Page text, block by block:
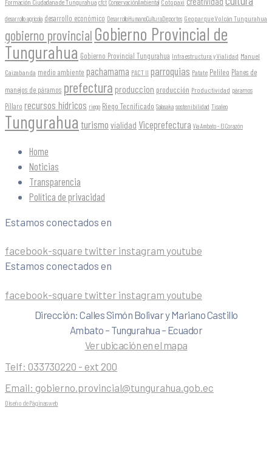
cfct ConservaciónAmbiental
desarrollo agrícola desarrollo económico DesarrolloHumanoCulturaDeportes Geoparque Volcán Tungurahua
gobierno provincial Gobierno Provincial de
Tungurahua Gobierno Provincial Tungurahua Infraestructura y Vialidad Manuel
Caizabanda medio ambiente pachamama PACT II parroquias Patate Pelileo Planes de
manejos de páramos prefectura produccion producción Productividad páramos
Píllaro recursos hídricos riego Riego Tecnificado Salasaka sostenibilidad Tisaleo
Tungurahua turismo vialidad Viceprefectura Vía Ambato - El Corazón
Home
Noticias
Transparencia
Política de privacidad
Estamos conectados en
facebook-square twitter instagram youtube
Estamos conectados en
facebook-square twitter instagram youtube
Dirección: Calles Simón Bolivar y Mariano Castillo
Ambato – Tungurahua – Ecuador
Ver ubicación en el mapa
Telf: 033730220 - ext 200
Email: gobierno.provincial@tungurahua.gob.ec
Diseño de Páginas web